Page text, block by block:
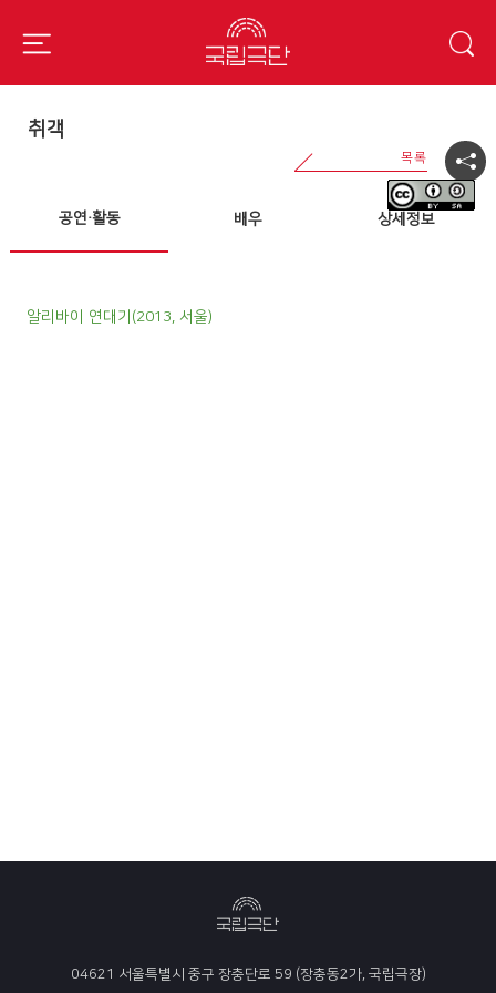
취객
공연·활동 배우 상세정보
알리바이 연대기(2013, 서울)
04621 서울특별시 중구 장충단로 59 (장충동2가, 국립극장)